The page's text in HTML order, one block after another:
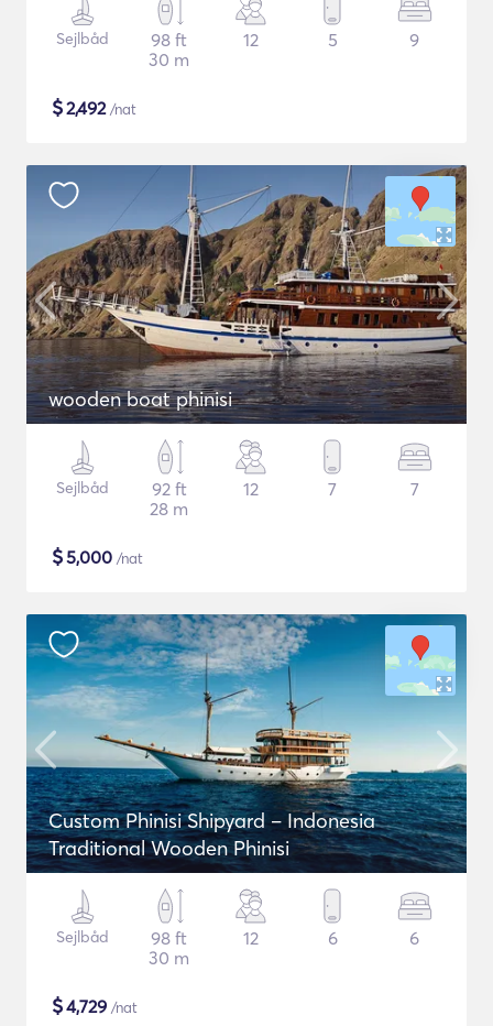
Sejlbåd
98 ft
30 m
12 5 9
$2,492/nat
wooden boat phinisi
Sejlbåd
92 ft
28 m
12 7 7
$5,000 /nat
Custom Phinisi Shipyard – Indonesia
Traditional Wooden Phinisi
Sejlbåd
98 ft
30 m
12 6 6
$4,729 /nat